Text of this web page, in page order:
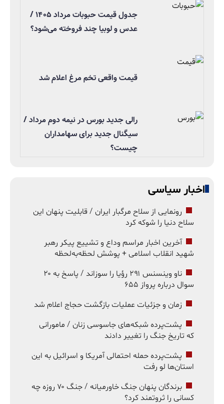
جدول قیمت حبوبات مرداد ۱۴۰۵ /
عدس و لوبیا چند فروخته می‌شود؟
قیمت واقعی تخم مرغ اعلام شد
رالی جدید بورس در نیمه دوم مرداد /
سیگنال جدید برای سهامداران
چیست؟
اخبار سیاسی
رونمایی از سلاح مرگبار ایران / قابلیت پنهان این
سلاح دنیا را شوکه کرد
آخرین اخبار مراسم وداع و تشییع پیکر رهبر
شهید انقلاب اسلامی + پوشش لحظه‌به‌لحظه
ناو وینسنس ۲۹۱ رؤیا را سوزاند / پاسخ به ۲۰
سوال درباره پرواز ۶۵۵
زمان و جزئیات عملیات بازگشت حجاج اعلام شد
پشت‌پرده شبکه‌های جاسوسی زنان / مامورانی
که تاریخ جنگ را تغییر دادند
پشت‌پرده حمله احتمالی آمریکا و اسرائیل به این
استان‌ها لو رفت
برندگان پنهان جنگ خاورمیانه / جنگ ۷۰ روزه چه
کسانی را ثروتمند کرد؟